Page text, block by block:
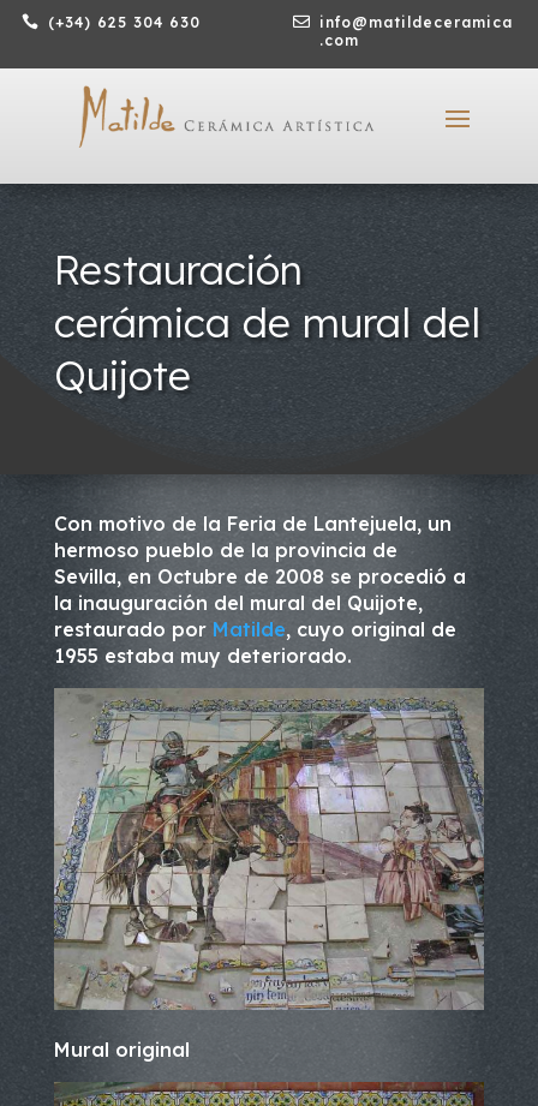
 (+34) 625 304 630 
info@matildeceramica
.com
Restauración
cerámica de mural del
Quijote
Con motivo de la Feria de Lantejuela, un
hermoso pueblo de la provincia de
Sevilla, en Octubre de 2008 se procedió a
la inauguración del mural del Quijote,
restaurado por Matilde, cuyo original de
1955 estaba muy deteriorado.
Mural original